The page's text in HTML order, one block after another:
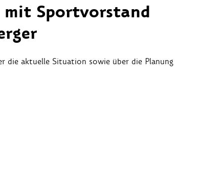
mit Sportvorstand
die aktuelle Situation sowie über die Planung